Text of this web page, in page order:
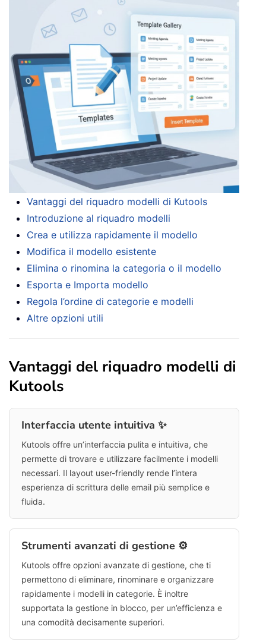
Vantaggi del riquadro modelli di Kutools
Introduzione al riquadro modelli
Crea e utilizza rapidamente il modello
Modifica il modello esistente
Elimina o rinomina la categoria o il modello
Esporta e Importa modello
Regola l’ordine di categorie e modelli
Altre opzioni utili
Vantaggi del riquadro modelli di
Kutools
Interfaccia utente intuitiva ✨
Kutools offre un’interfaccia pulita e intuitiva, che
permette di trovare e utilizzare facilmente i modelli
necessari. Il layout user-friendly rende l’intera
esperienza di scrittura delle email più semplice e
fluida.
Strumenti avanzati di gestione ⚙️
Kutools offre opzioni avanzate di gestione, che ti
permettono di eliminare, rinominare e organizzare
rapidamente i modelli in categorie. È inoltre
supportata la gestione in blocco, per un’efficienza e
una comodità decisamente superiori.